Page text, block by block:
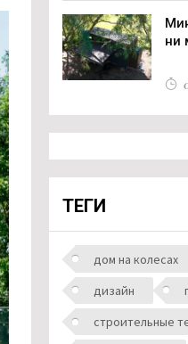
ни
ТЕГИ
дом на колесах
дизайн
строительные